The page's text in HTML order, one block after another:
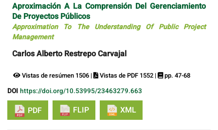
Aproximación A La Comprensión Del Gerenciamiento
De Proyectos Públicos
Approximation To The Understanding Of Public Project
Management
Carlos Alberto Restrepo Carvajal
Vistas de resúmen 1506 | Vistas de PDF 1552 | pp. 47-68
DOI https://doi.org/10.53995/23463279.663
PDF FLIP XML